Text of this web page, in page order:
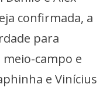
confirmada, a
para
campo e
e Vinícius